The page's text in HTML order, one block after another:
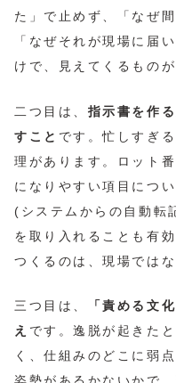
た」で止めず、「なぜ
「なぜそれが現場に届
けで、見えてくるもの
二つ目は、 指示書を作
すこと です。忙しすぎ
理があります。ロット
になりやすい項目につ
(システムからの自動転
を取り入れることも有
つくるのは、現場では
三つ目は、
「責める文
え です。逸脱が起きた
く、仕組みのどこに弱